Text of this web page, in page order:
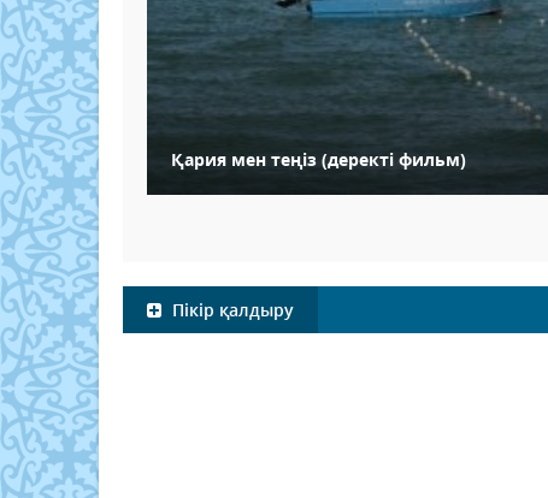
Қария мен теңіз (деректі фильм)
Пікір қалдыру